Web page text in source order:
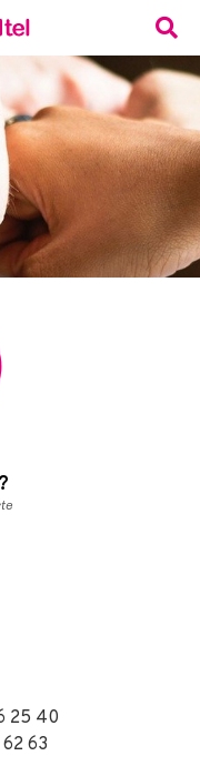
25 40
63